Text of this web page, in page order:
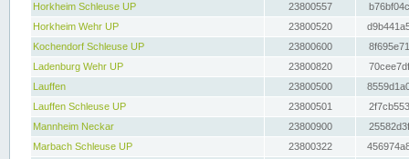
Horkheim Schleuse UP
23800557
Horkheim Wehr UP
23800520
Kochendorf Schleuse UP
23800600
Ladenburg Wehr UP
23800820
Lauffen
23800500
Lauffen Schleuse UP
23800501
Mannheim Neckar
23800900
Marbach Schleuse UP
23800322